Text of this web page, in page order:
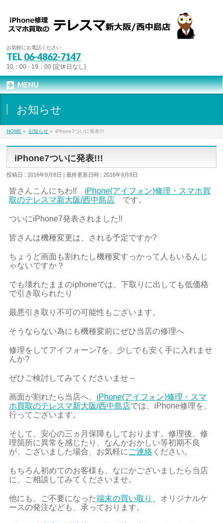
お気軽にお電話ください
TEL 06-4862-7147
10：00 - 19：00 [定休日なし]
MENU
お知らせ
HOME » お知らせ » iPhone7ついに発表!!!
iPhone7ついに発表!!!
投稿日 : 2016年9月8日 最終更新日時 : 2016年9月8日
皆さんこんにちわ!! iPhone(アイフォン)修理・スマホ買
取のテレスマ新大阪/西中島店 です。
ついにiPhone7発表されました!!
皆さんは機種変更は、される予定ですか?
ちょうど画面も割れたし機種変すっかって人もいるんじ
ゃないですか？
でも壊れたままのiphoneでは、下取りに出しても低価格
で引き取られたり
最悪引き取り不可の可能性もございます。
そうならない為にも機種変前にぜひ当店の修理へ
修理をしてアイフォーン7を、少しでも安く手に入れませ
んか?
ぜひご検討してみてくださいませ～
画面が割れたら当店へ、 iPhone(アイフォン)修理・スマ
ホ買取のテレスマ新大阪/西中島店では、iPhone修理を、
行ってございます。
そして、安心の三ヵ月保障もしております。修理後、修
理箇所に異常を感じたり、なんかおかしい等初期不良
が、ございました場合、お気軽に ご連絡 ください。
もちろん初めてのお客様も、なにかございましたら当店
に、ご相談してみてくださいませ。
他にも、ご不要になった端末の買い取り
、オリジナルケ
ースの発注なども、承っております。